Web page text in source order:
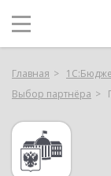
Главная
Выбор партнёра